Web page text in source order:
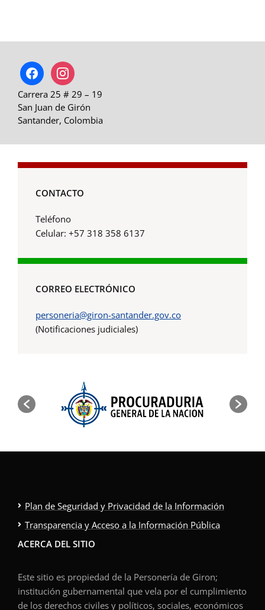
facebookinstagram
Carrera 25 # 29 – 19
San Juan de Girón
Santander, Colombia
CONTACTO
Teléfono
Celular: +57 318 358 6137
CORREO ELECTRÓNICO
personeria@giron-santander.gov.co
(Notificaciones judiciales)
Plan de Seguridad y Privacidad de la Información
Transparencia y Acceso a la Información Pública
ACERCA DEL SITIO
Este sitio es propiedad de la Personería de Giron;
institución gubernamental que vela por el cumplimiento
de los derechos civiles y políticos, sociales, económicos